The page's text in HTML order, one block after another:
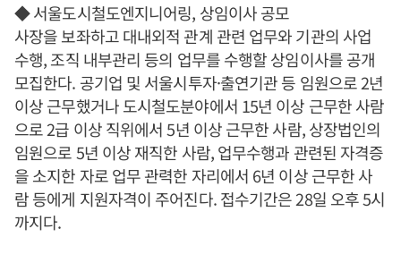
◆ 서울도시철도엔지니어링, 상임이사 공모
사장을 보좌하고 대내외적 관계 관련 업무와 기관의 사업
수행, 조직 내부관리 등의 업무를 수행할 상임이사를 공개
모집한다. 공기업 및 서울시투자·출연기관 등 임원으로 2년
이상 근무했거나 도시철도분야에서 15년 이상 근무한 사람
으로 2급 이상 직위에서 5년 이상 근무한 사람, 상장법인의
임원으로 5년 이상 재직한 사람, 업무수행과 관련된 자격증
을 소지한 자로 업무 관력한 자리에서 6년 이상 근무한 사
람 등에게 지원자격이 주어진다. 접수기간은 28일 오후 5시
까지다.